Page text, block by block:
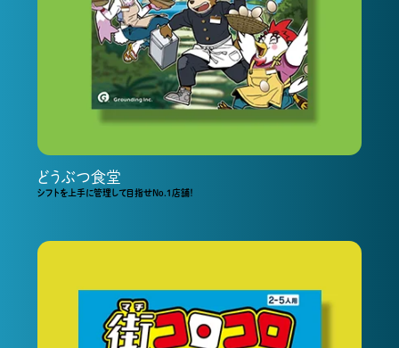
どうぶつ食堂
シフトを上手に管理して目指せNo.1店舗！